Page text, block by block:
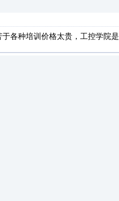
各种培训价格太贵，工控学院